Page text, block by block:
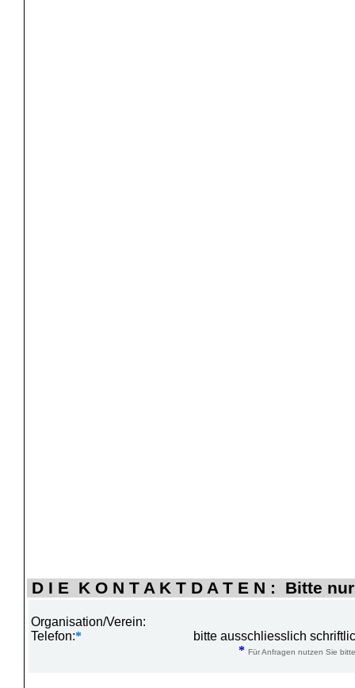
D I E K O N T A K T D A T E N : Bitte
Organisation/Verein:
Telefon:*
bitte ausschliesslich
* Für Anfragen nutzen Sie